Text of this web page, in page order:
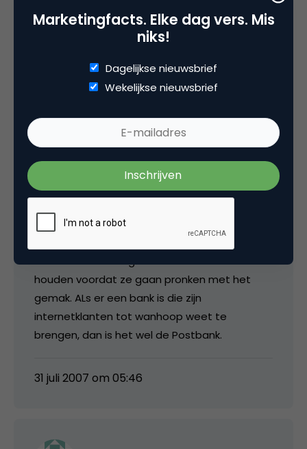
thijm
involvement buying en sociale status?
31 juli 2007 om 04:57
Bettina
houden voordat ze gaan pronken met het
gemak. ALs er een bank is die zijn
internetklanten tot wanhoop weet te
brengen, dan is het wel de Postbank.
31 juli 2007 om 05:46
Marketingfacts. Elke dag vers. Mis
niks!
Dagelijkse nieuwsbrief
Wekelijkse nieuwsbrief